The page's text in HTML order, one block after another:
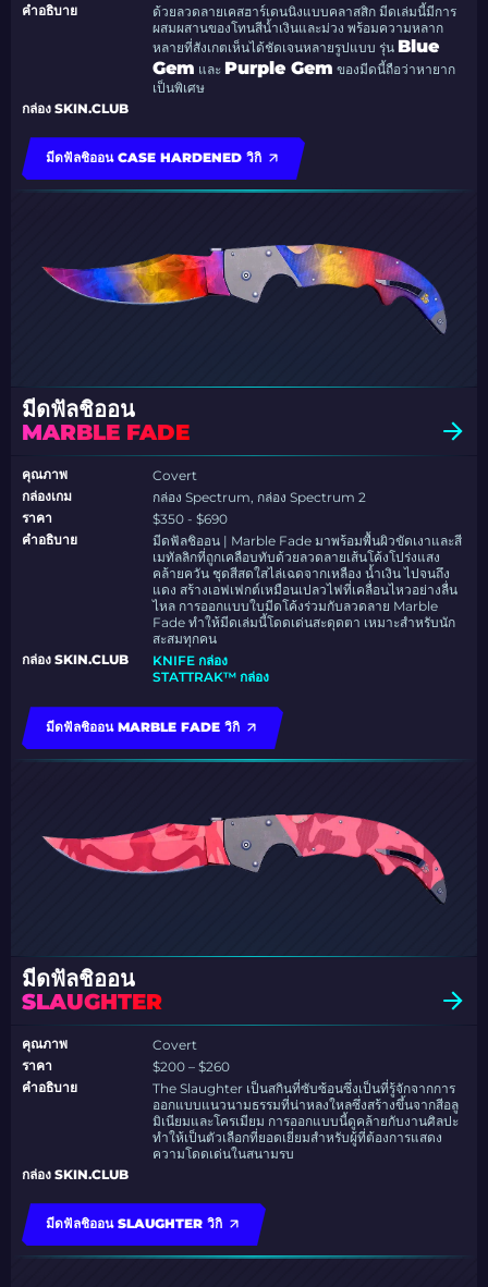
คำอธิบาย
ด้วยลวดลายเคสฮาร์เดนนิงแบบคลาสสิก มีดเล่มนี้มีการ
ผสมผสานของโทนสีน้ำเงินและม่วง พร้อมความหลาก
หลายที่สังเกตเห็นได้ชัดเจนหลายรูปแบบ รุ่น Blue
Gem และ Purple Gem ของมีดนี้ถือว่าหายาก
เป็นพิเศษ
กล่อง SKIN.CLUB
มีดฟัลชิออน CASE HARDENED วิกิ
มีดฟัลชิออน
MARBLE FADE
คุณภาพ
Covert
กล่องเกม
กล่อง Spectrum, กล่อง Spectrum 2
ราคา
$350 - $690
คำอธิบาย
มีดฟัลชิออน | Marble Fade มาพร้อมพื้นผิวขัดเงาและสี
เมทัลลิกที่ถูกเคลือบทับด้วยลวดลายเส้นโค้งโปร่งแสง
คล้ายควัน ชุดสีสดใสไล่เฉดจากเหลือง น้ำเงิน ไปจนถึง
แดง สร้างเอฟเฟกต์เหมือนเปลวไฟที่เคลื่อนไหวอย่างลื่น
ไหล การออกแบบใบมีดโค้งร่วมกับลวดลาย Marble
Fade ทำให้มีดเล่มนี้โดดเด่นสะดุดตา เหมาะสำหรับนัก
สะสมทุกคน
กล่อง SKIN.CLUB
KNIFE กล่อง
STATTRAK™ กล่อง
มีดฟัลชิออน MARBLE FADE วิกิ
มีดฟัลชิออน
SLAUGHTER
คุณภาพ
Covert
ราคา
$200 – $260
คำอธิบาย
The Slaughter เป็นสกินที่ซับซ้อนซึ่งเป็นที่รู้จักจากการ
ออกแบบแนวนามธรรมที่น่าหลงใหลซึ่งสร้างขึ้นจากสีอลู
มิเนียมและโครเมียม การออกแบบนี้ดูคล้ายกับงานศิลปะ
ทำให้เป็นตัวเลือกที่ยอดเยี่ยมสำหรับผู้ที่ต้องการแสดง
ความโดดเด่นในสนามรบ
กล่อง SKIN.CLUB
มีดฟัลชิออน SLAUGHTER วิกิ